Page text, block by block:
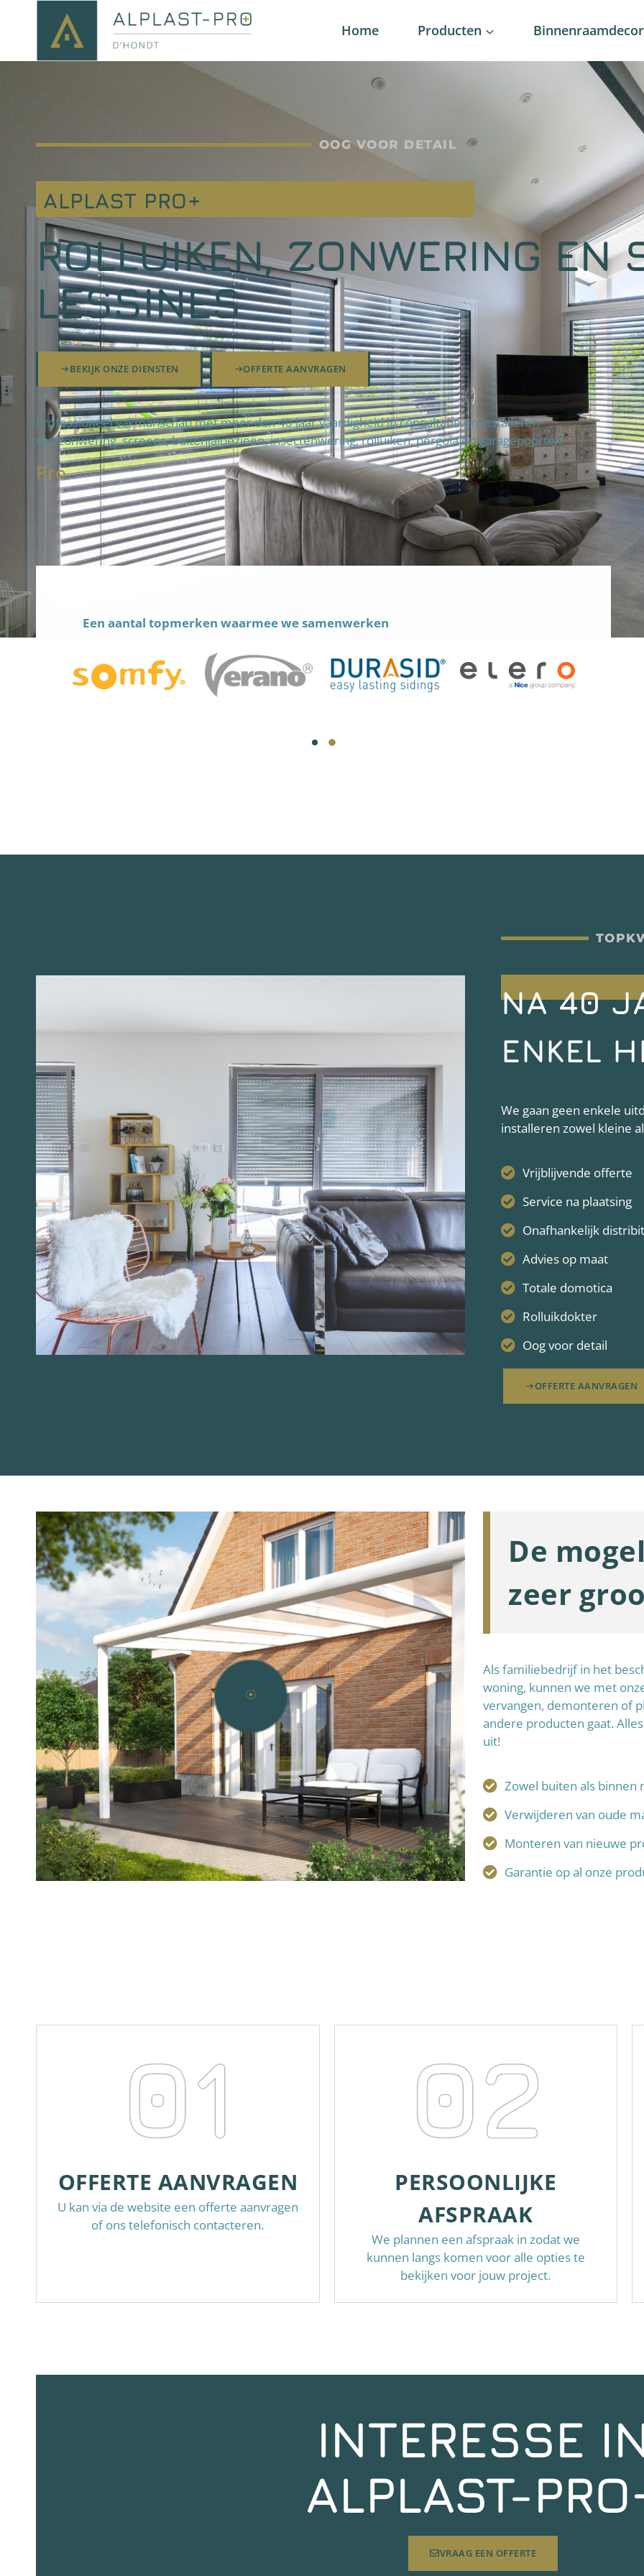
Home Producten
OOG VOOR DETAIL
ALPLAST PRO+
ROLLUIKEN, ZONWERING EN
LESSINES
BEKIJK ONZE DIENSTEN OFFERTE AANVRAGEN
Professioneel vakmanschap met meer dan 40 jaar vaardigheid in consultatie en installeren
van zonwering, screens, buitenjaloezieën, insectenwering, rolluiken, pergola en garagepoorten.
Pro
Een aantal topmerken waarmee we samenwerken
NA 40
ENKEL
We gaan geen enkele
installeren zowel kleine
Vrijblijvende offerte
Service na plaatsing
Onafhankelijk
Advies op maat
Totale domotica
Rolluikdokter
Oog voor detail
OFFERTE AANVRAGEN
De
zeer
Als familiebedrijf in het
woning, kunnen we met
vervangen, demonteren of
andere producten gaat.
uit!
Zowel buiten als binnen
Verwijderen van oude
Monteren van nieuwe
Garantie op al onze
01
OFFERTE AANVRAGEN
U kan via de website een offerte aanvragen
of ons telefonisch contacteren.
02
PERSOONLIJKE
AFSPRAAK
We plannen een afspraak in zodat we
kunnen langs komen voor alle opties te
bekijken voor jouw project.
INTERESSE
ALPLAST-
VRAAG EEN OFFERTE